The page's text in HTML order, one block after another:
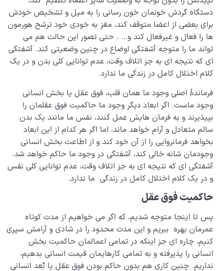
نسبت دنیا به آخرت 0/24
سنّت‌های الهی 0/20
مرگ یا تولد؟
دنیا؛ باشگاه انسان‌سازی 0/8
چگونه انسان شویم؟ 0/18
دستگاه گردش خونمان خون رسانی را به میل و تشخیص خودش
برای بعضی از اعضا متوقف کند، مغز به خودی خود ترشح هورمون
ها را فعال و غیرفعال کند و… . حتی تصور این حالت هم می
تواند ما را متوجه آشفتگی اوضاع در چنین وضعیتی کند. آشفتگی
ای که نتیجه ای به جز اتلاف وقت، عدم توانایی کلی بدن و در یک
کلام اختلال کامل در زندگی ما ندارد.
فرماندۀ اصلی وجود ما همان قلب، فوق عقل یا بخش انسانی
وجود ماست. اگر ابعاد دیگر وجود ما حاکمیت فوق عقلمان را
بپیذیرند و به فرمان هایش عمل کنند، نفس ما مانند یک بدن
سالم متعادل و آرام خواهد ماند، اما اگر هر کدام از این ابعاد
بخواهد فرمانروایی را از آن خود کند و از اطاعت بخش انسانی
وجودمان شانه خالی کند، آشفتگی در وجود ما حاکم خواهد شد.
آشفتگی ای که نتیجه ای به جز اتلاف وقت، عدم توانایی کلی نفس
و در یک کلام اختلال کامل در زندگی ما ندارد.
حاکمیت فوق عقل
پس تا اینجا متوجه شدیم، که اگر می خواهیم از مدت کوتاه
عمرمان بهره ببریم و این مدت محدود را در شادی و آرامش سپری
کنیم، چاره ای جز اینکه در تمامی اعمالمان حاکمیت بخش
انسانی را پذیرفته و به تمامی کارهایمان قیمت انسانی بدهیم،
نداریم. چنین کاری هم بدون حاکم بودن فوق عقل یا بُعد انسانی